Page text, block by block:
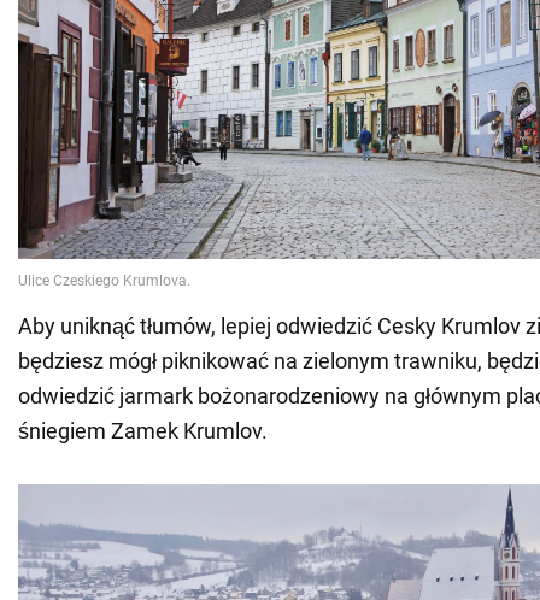
Aby uniknąć tłumów, lepiej odwiedzić Cesky Krumlov
będziesz mógł piknikować na zielonym trawniku,
odwiedzić jarmark bożonarodzeniowy na głównym
śniegiem Zamek Krumlov.